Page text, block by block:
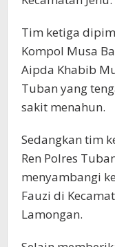
Tim ketiga
Kompol Musa
Aipda Khabib
Tuban yang
sakit menahun.
Sedangkan tim
Ren Polres
menyambangi
Fauzi di
Lamongan.